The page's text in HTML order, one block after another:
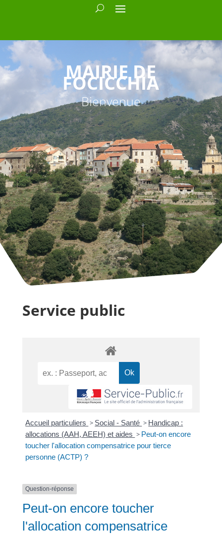
MAIRIE DE
FOCICCHIA
Bienvenue
Service public
Accueil particuliers > Social - Santé > Handicap :
allocations (AAH, AEEH) et aides > Peut-on encore
toucher l'allocation compensatrice pour tierce
personne (ACTP) ?
Question-réponse
Peut-on encore toucher
l'allocation compensatrice